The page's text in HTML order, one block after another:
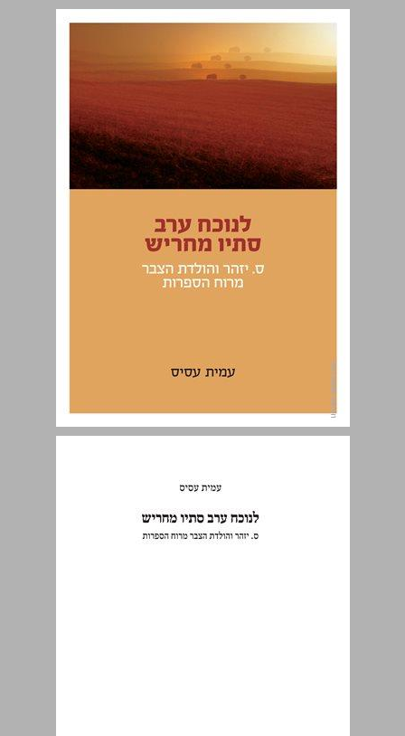
לנוכח ערב סתיו מחריש : ס. יזהר והולדת הצבר מרוח הספרות ... 0